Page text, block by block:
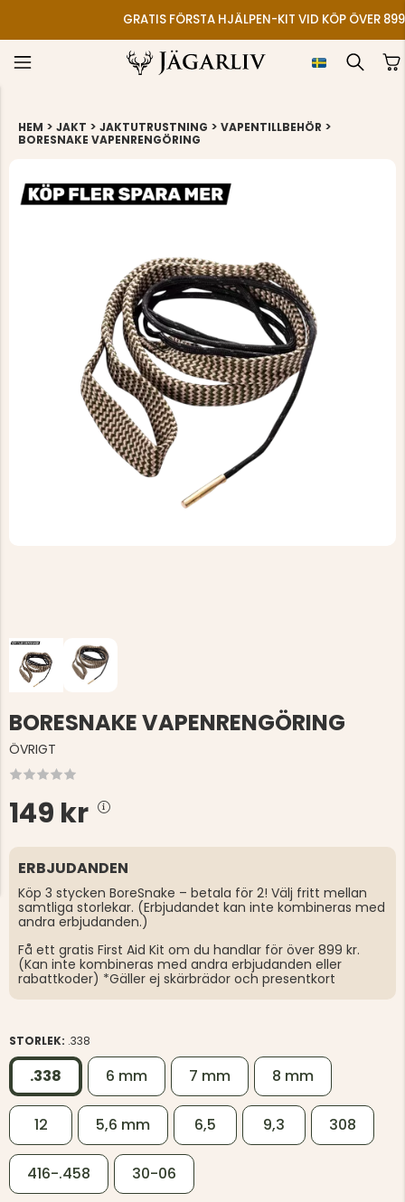
GRATIS FÖRSTA HJÄLPEN-KIT VID KÖP ÖVER
HEM > JAKT > JAKTUTRUSTNING > VAPENTILLBEHÖR >
BORESNAKE VAPENRENGÖRING
BORESNAKE VAPENRENGÖRING
ÖVRIGT
149 kr
ERBJUDANDEN
Köp 3 stycken BoreSnake – betala för 2! Välj fritt mellan
samtliga storlekar. (Erbjudandet kan inte kombineras med
andra erbjudanden.)
Få ett gratis First Aid Kit om du handlar för över 899 kr.
(Kan inte kombineras med andra erbjudanden eller
rabattkoder) *Gäller ej skärbrädor och presentkort
STORLEK: .338
.338 6 mm 7 mm 8 mm
12 5,6 mm 6,5 9,3 308
416-.458 30-06